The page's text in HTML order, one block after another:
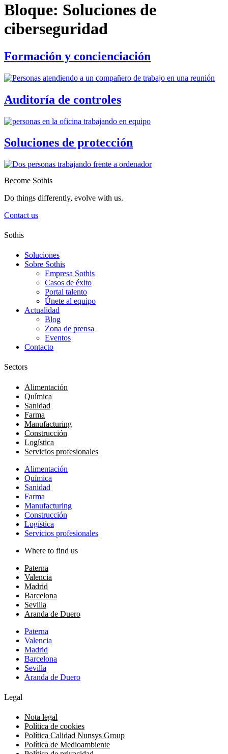
Bloque: Soluciones de
ciberseguridad
Formación y concienciación
Auditoría de controles
Soluciones de protección
Become Sothis
Do things differently, evolve with us.
Contact us
Sothis
Soluciones
Sobre Sothis
Empresa Sothis
Casos de éxito
Portal talento
Únete al equipo
Actualidad
Blog
Zona de prensa
Eventos
Contacto
Sectors
Alimentación
Química
Sanidad
Farma
Manufacturing
Construcción
Logística
Servicios profesionales
Alimentación
Química
Sanidad
Farma
Manufacturing
Construcción
Logística
Servicios profesionales
Where to find us
Paterna
Valencia
Madrid
Barcelona
Sevilla
Aranda de Duero
Paterna
Valencia
Madrid
Barcelona
Sevilla
Aranda de Duero
Legal
Nota legal
Política de cookies
Política Calidad Nunsys Group
Política de Medioambiente